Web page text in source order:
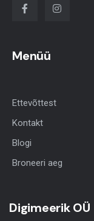
Menüü
Ettevõttest
Kontakt
Blogi
Broneeri aeg
Digimeerik OÜ